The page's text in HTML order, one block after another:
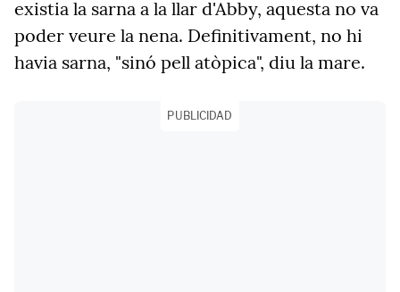
existia la sarna a la llar d'Abby, aquesta no va
poder veure la nena. Definitivament, no hi
havia sarna, "sinó pell atòpica", diu la mare.
PUBLICIDAD